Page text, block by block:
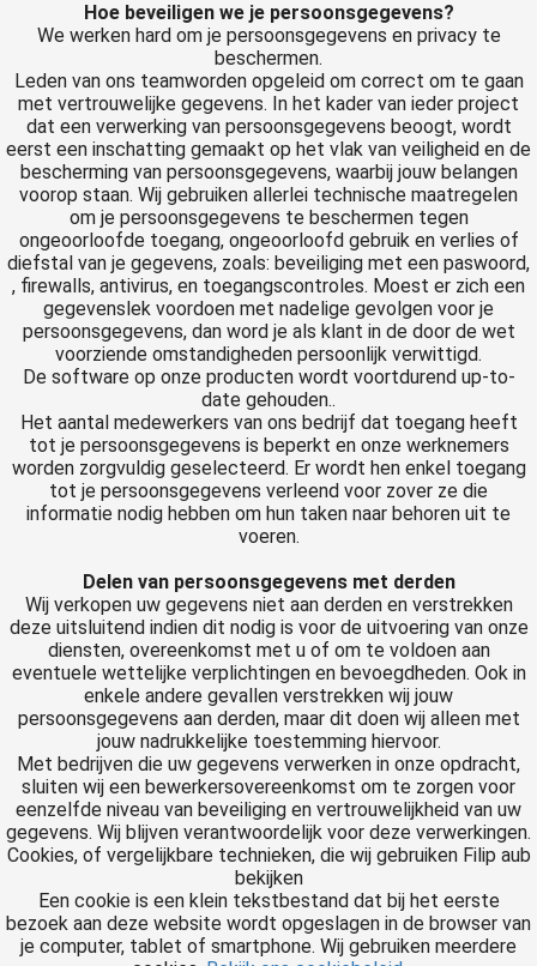
Hoe beveiligen we je persoonsgegevens?
We werken hard om je persoonsgegevens en privacy te
beschermen.
Leden van ons teamworden opgeleid om correct om te gaan
met vertrouwelijke gegevens. In het kader van ieder project
dat een verwerking van persoonsgegevens beoogt, wordt
eerst een inschatting gemaakt op het vlak van veiligheid en de
bescherming van persoonsgegevens, waarbij jouw belangen
voorop staan. Wij gebruiken allerlei technische maatregelen
om je persoonsgegevens te beschermen tegen
ongeoorloofde toegang, ongeoorloofd gebruik en verlies of
diefstal van je gegevens, zoals: beveiliging met een paswoord,
, firewalls, antivirus, en toegangscontroles. Moest er zich een
gegevenslek voordoen met nadelige gevolgen voor je
persoonsgegevens, dan word je als klant in de door de wet
voorziende omstandigheden persoonlijk verwittigd.
De software op onze producten wordt voortdurend up-to-
date gehouden..
Het aantal medewerkers van ons bedrijf dat toegang heeft
tot je persoonsgegevens is beperkt en onze werknemers
worden zorgvuldig geselecteerd. Er wordt hen enkel toegang
tot je persoonsgegevens verleend voor zover ze die
informatie nodig hebben om hun taken naar behoren uit te
voeren.
Delen van persoonsgegevens met derden
Wij verkopen uw gegevens niet aan derden en verstrekken
deze uitsluitend indien dit nodig is voor de uitvoering van onze
diensten, overeenkomst met u of om te voldoen aan
eventuele wettelijke verplichtingen en bevoegdheden. Ook in
enkele andere gevallen verstrekken wij jouw
persoonsgegevens aan derden, maar dit doen wij alleen met
jouw nadrukkelijke toestemming hiervoor.
Met bedrijven die uw gegevens verwerken in onze opdracht,
sluiten wij een bewerkersovereenkomst om te zorgen voor
eenzelfde niveau van beveiliging en vertrouwelijkheid van uw
gegevens. Wij blijven verantwoordelijk voor deze verwerkingen.
Cookies, of vergelijkbare technieken, die wij gebruiken Filip aub
bekijken
Een cookie is een klein tekstbestand dat bij het eerste
bezoek aan deze website wordt opgeslagen in de browser van
je computer, tablet of smartphone. Wij gebruiken meerdere